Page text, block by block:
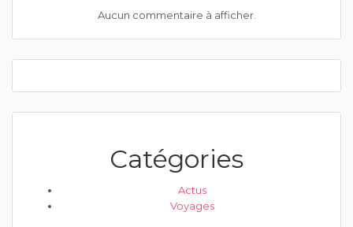
Aucun commentaire à afficher.
Catégories
Actus
Voyages